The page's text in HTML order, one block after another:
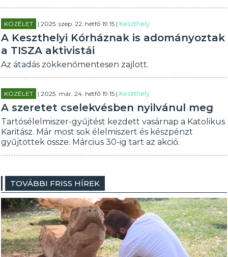
KÖZÉLET | 2025. szep. 22. hétfő 19:15 |Keszthely
A Keszthelyi Kórháznak is adományoztak
a TISZA aktivistái
Az átadás zökkenőmentesen zajlott.
KÖZÉLET | 2025. már. 24. hétfő 19:15 |Keszthely
A szeretet cselekvésben nyilvánul meg
Tartósélelmiszer-gyűjtést kezdett vasárnap a Katolikus
Karitász. Már most sok élelmiszert és készpénzt
gyűjtöttek össze. Március 30-ig tart az akció.
TOVÁBBI FRISS HÍREK